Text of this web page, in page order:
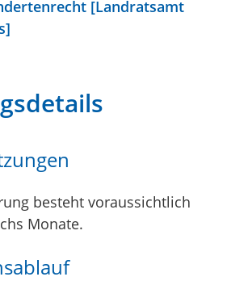
[Landratsamt
besteht voraussichtlich
Monate.